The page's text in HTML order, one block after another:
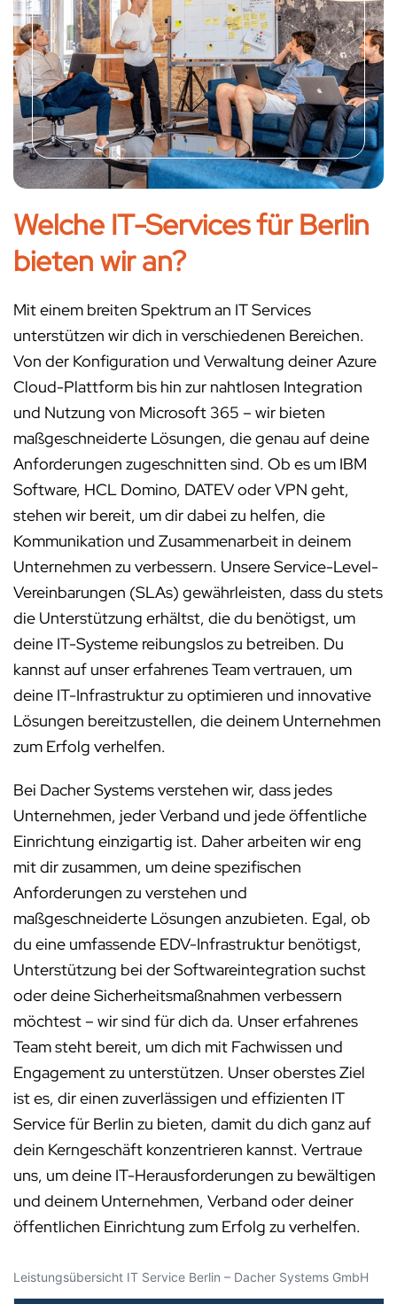
Welche IT-Services für Berlin
bieten wir an?
Mit einem breiten Spektrum an IT Services
unterstützen wir dich in verschiedenen Bereichen.
Von der Konfiguration und Verwaltung deiner Azure
Cloud-Plattform bis hin zur nahtlosen Integration
und Nutzung von Microsoft 365 – wir bieten
maßgeschneiderte Lösungen, die genau auf deine
Anforderungen zugeschnitten sind. Ob es um IBM
Software, HCL Domino, DATEV oder VPN geht,
stehen wir bereit, um dir dabei zu helfen, die
Kommunikation und Zusammenarbeit in deinem
Unternehmen zu verbessern. Unsere Service-Level-
Vereinbarungen (SLAs) gewährleisten, dass du stets
die Unterstützung erhältst, die du benötigst, um
deine IT-Systeme reibungslos zu betreiben. Du
kannst auf unser erfahrenes Team vertrauen, um
deine IT-Infrastruktur zu optimieren und innovative
Lösungen bereitzustellen, die deinem Unternehmen
zum Erfolg verhelfen.
Bei Dacher Systems verstehen wir, dass jedes
Unternehmen, jeder Verband und jede öffentliche
Einrichtung einzigartig ist. Daher arbeiten wir eng
mit dir zusammen, um deine spezifischen
Anforderungen zu verstehen und
maßgeschneiderte Lösungen anzubieten. Egal, ob
du eine umfassende EDV-Infrastruktur benötigst,
Unterstützung bei der Softwareintegration suchst
oder deine Sicherheitsmaßnahmen verbessern
möchtest – wir sind für dich da. Unser erfahrenes
Team steht bereit, um dich mit Fachwissen und
Engagement zu unterstützen. Unser oberstes Ziel
ist es, dir einen zuverlässigen und effizienten IT
Service für Berlin zu bieten, damit du dich ganz auf
dein Kerngeschäft konzentrieren kannst. Vertraue
uns, um deine IT-Herausforderungen zu bewältigen
und deinem Unternehmen, Verband oder deiner
öffentlichen Einrichtung zum Erfolg zu verhelfen.
Leistungsübersicht IT Service Berlin – Dacher Systems GmbH